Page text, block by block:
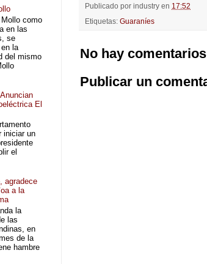
Publicado por industry en 17:52
Etiquetas: Guaraníes
No hay
Publicar un
como
en las
se
la
del mismo
El
iniciar un
el
agradece
a la
la
las
en
de la
hambre